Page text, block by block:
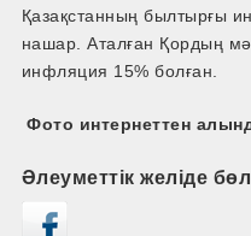
Қазақстанның былтырғы
нашар. Аталған Қордың
инфляция 15% болған.
Фото интернеттен
Әлеуметтік желіде